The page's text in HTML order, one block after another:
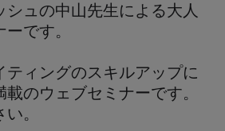
シュの中山先生による大人
です。
ティングのスキルアップに
のウェブセミナーです。
。